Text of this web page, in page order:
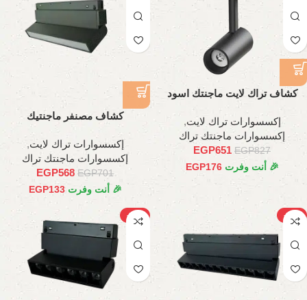
كشاف تراك لايت ماجنتك اسود
اسطواني, 20وات
إكسسوارات تراك لايت,
إكسسوارات ماجنتك تراك
EGP827
EGP651
🎉 أنت وفرت EGP176
كشاف مصنفر ماجنتيك
متحرك12وات، 22 سم
إكسسوارات تراك لايت,
إكسسوارات ماجنتك تراك
EGP701
EGP568
🎉 أنت وفرت EGP133
-20%
-33%